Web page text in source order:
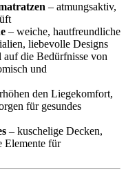
– atmungsaktiv,
– weiche, hautfreundliche
liebevolle Designs
auf die Bedürfnisse von
und
den Liegekomfort,
für gesundes
– kuschelige Decken,
Elemente für